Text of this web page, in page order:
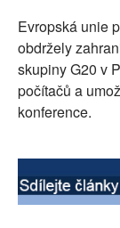
PŘÍSPĚVKY NA
SOCIÁLNÍ SÍTĚ
RUBRIKY
Evropská unie
obdržely
skupiny G20 v
počítačů a
konference.